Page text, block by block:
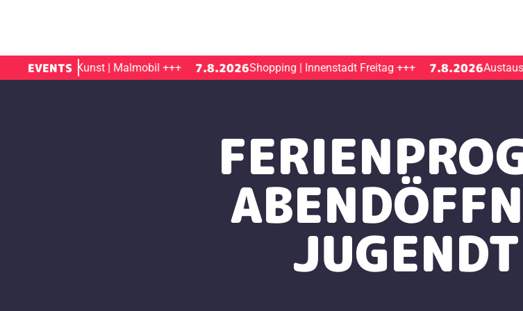
EVENTS
7.8.2026Kunst | Malmobil+++ 7.8.2026Shopping | Innenstadt Freitag+++ 7.8.2026